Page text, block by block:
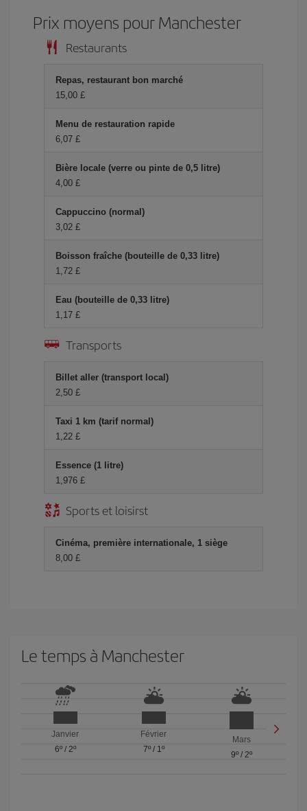
Prix ​​moyens pour Manchester
Restaurants
Repas, restaurant bon marché
15,00 £
Menu de restauration rapide
6,07 £
Bière locale (verre ou pinte de 0,5 litre)
4,00 £
Cappuccino (normal)
3,02 £
Boisson fraîche (bouteille de 0,33 litre)
1,72 £
Eau (bouteille de 0,33 litre)
1,17 £
Transports
Billet aller (transport local)
2,50 £
Taxi 1 km (tarif normal)
1,22 £
Essence (1 litre)
1,976 £
Sports et loisirst
Cinéma, première internationale, 1 siège
8,00 £
Le temps à Manchester
Janvier
6º/ 2º
Février
7º/ 1º
Mars
9º /2º